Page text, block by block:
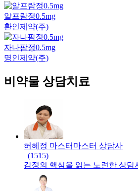
알프람정0.5mg
환인제약(주)
자나팜정0.5mg
명인제약(주)
비약물 상담치료
허혜정 마스터 마스터 상담사
(1515)
감정의 핵심을 읽는 노련한 상담